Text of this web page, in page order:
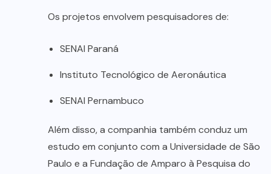
Os projetos envolvem pesquisadores de:
SENAI Paraná
Instituto Tecnológico de Aeronáutica
SENAI Pernambuco
Além disso, a companhia também conduz um
estudo em conjunto com a Universidade de São
Paulo e a Fundação de Amparo à Pesquisa do